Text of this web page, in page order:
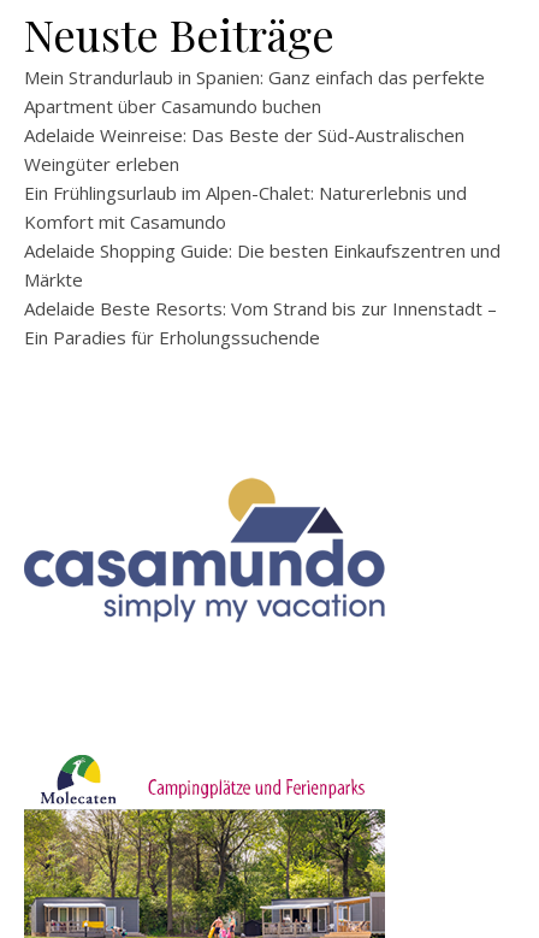
Neuste Beiträge
Mein Strandurlaub in Spanien: Ganz einfach das perfekte
Apartment über Casamundo buchen
Adelaide Weinreise: Das Beste der Süd-Australischen
Weingüter erleben
Ein Frühlingsurlaub im Alpen-Chalet: Naturerlebnis und
Komfort mit Casamundo
Adelaide Shopping Guide: Die besten Einkaufszentren und
Märkte
Adelaide Beste Resorts: Vom Strand bis zur Innenstadt –
Ein Paradies für Erholungssuchende